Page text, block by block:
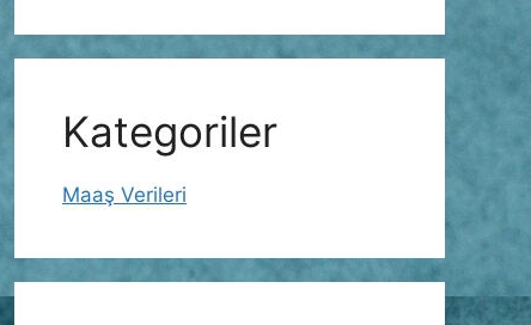
Kategoriler
Maaş Verileri